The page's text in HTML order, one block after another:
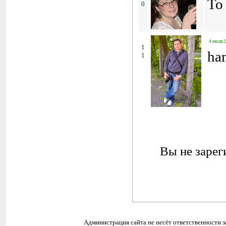
0
1
1
4 июля
Вы не
Администрация сайта не несёт ответственности